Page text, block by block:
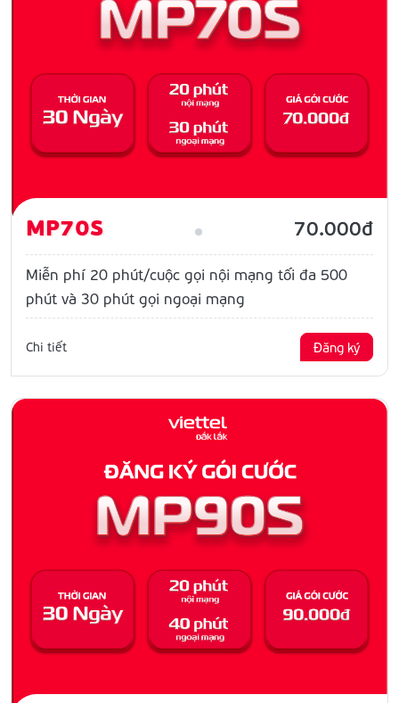
MP70S 70.000đ
Miễn phí 20 phút/cuộc gọi nội mạng tối đa 500
phút và 30 phút gọi ngoại mạng
Chi tiết Đăng ký